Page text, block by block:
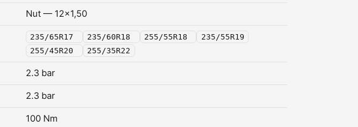
Nut — 12x1,50
235/65R17 235/60R18 255/55R18
235/55R19
255/45R20
255/35R22
2.3 bar
2.3 bar
100 Nm